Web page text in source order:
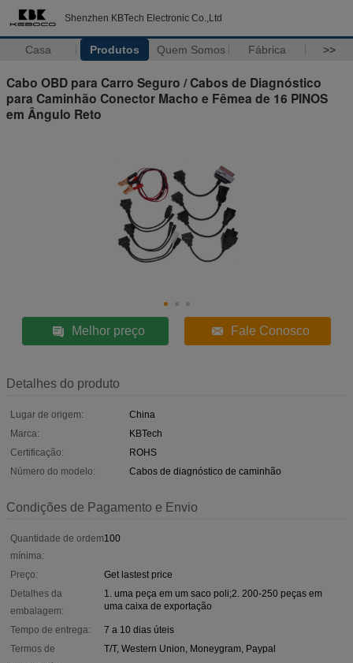
Shenzhen KBTech Electronic Co.,Ltd
Casa Produtos Quem Somos Fábrica >>
Cabo OBD para Carro Seguro / Cabos de Diagnóstico
para Caminhão Conector Macho e Fêmea de 16 PINOS
em Ângulo Reto
Melhor preço Fale Conosco
Detalhes do produto
Lugar de origem:
China
Marca:
KBTech
Certificação:
ROHS
Número do modelo:
Cabos de diagnóstico de caminhão
Condições de Pagamento e Envio
Quantidade de ordem
mínima:
100
Preço:
Get lastest price
Detalhes da
embalagem:
1. uma peça em um saco poli;2. 200-250 peças em
uma caixa de exportação
Tempo de entrega:
7 a 10 dias úteis
Termos de
T/T, Western Union, Moneygram, Paypal